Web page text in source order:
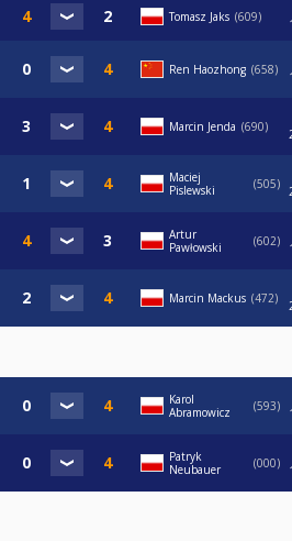
Tomasz Jaks 609
Ren Haozhong 658
Marcin Jenda 690
Maciej
Pislewski
505
Artur
Pawłowski
602
Marcin Mackus 472
Karol
Abramowicz
593
Patryk
Neubauer
000